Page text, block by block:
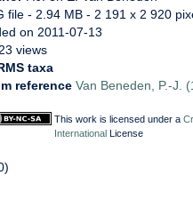
file- 2.94 MB - 2 191 x 2 920
on 2011-07-13
views
taxa
reference Van Beneden, P.-J.
This work is licensed under a
InternationalLicense